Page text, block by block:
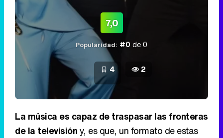
7,0
Popularidad: #0 de 0
4 2
La música es capaz de traspasar las fronteras
de la televisióny, es que, un formato de estas